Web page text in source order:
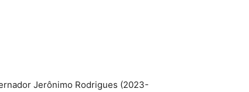
Jerônimo Rodrigues (2023-